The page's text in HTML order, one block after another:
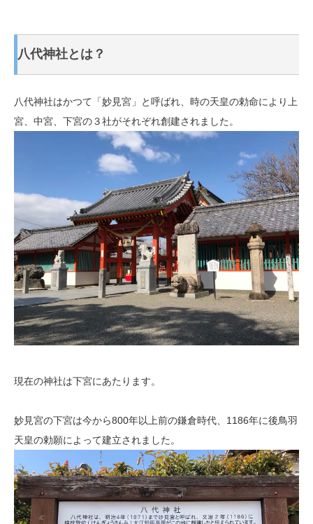
八代神社とは？
八代神社はかつて「妙見宮」と呼ばれ、時の天皇の勅命により上
宮、中宮、下宮の３社がそれぞれ創建されました。
現在の神社は下宮にあたります。
妙見宮の下宮は今から800年以上前の鎌倉時代、1186年に後鳥羽
天皇の勅願によって建立されました。